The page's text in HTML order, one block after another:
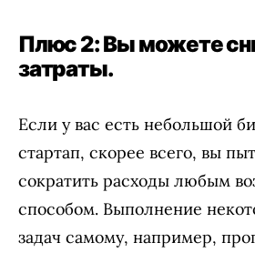
Плюс 2: Вы можете
затраты.
Если у вас есть небольшой
стартап, скорее всего, вы
сократить расходы любым
способом. Выполнение
задач самому, например,